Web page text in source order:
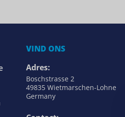
VIND ONS
Adres:
Boschstrasse 2
49835 Wietmarschen-Lohne
Germany